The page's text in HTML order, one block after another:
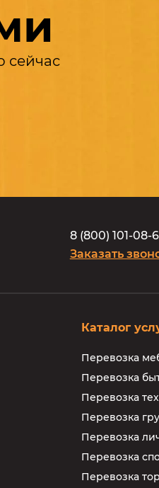
сейчас
8 (800) 101-08-6
Заказать
Каталог
Перевозка
Перевозка
Перевозка
Перевозка
Перевозка
Перевозка
Перевозка